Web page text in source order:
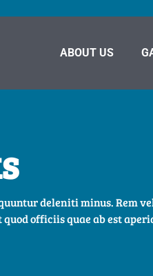
ABOUT US
deleniti minus. Rem
officiis quae ab est